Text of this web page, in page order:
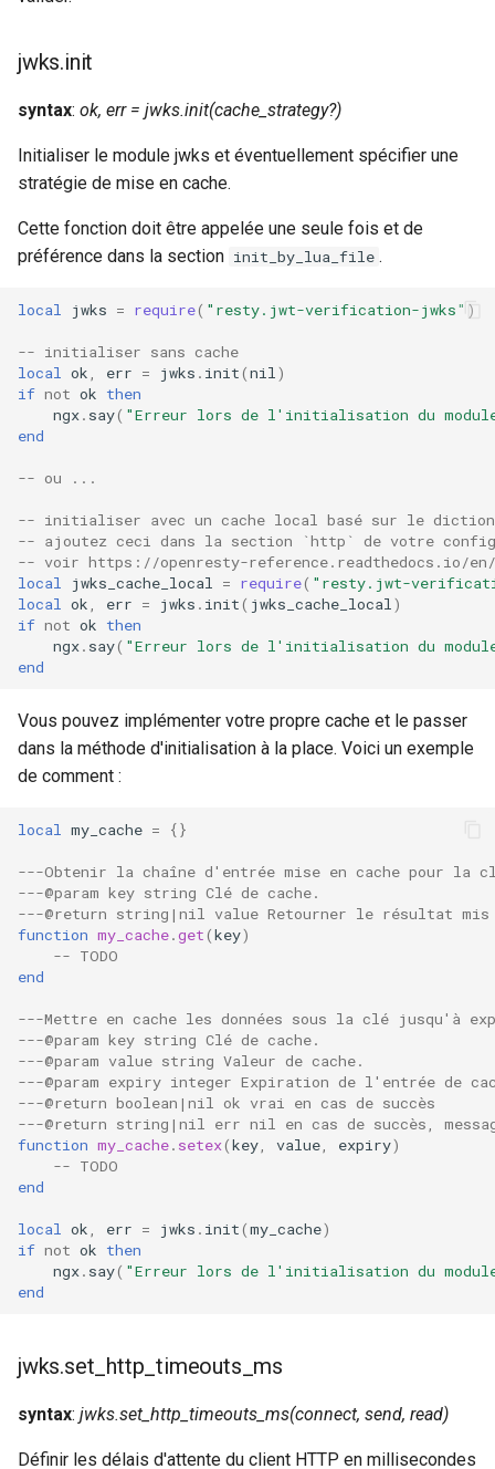
jwks.init
syntax: ok, err = jwks.init(cache_strategy?)
Initialiser le module jwks et éventuellement spécifier une
stratégie de mise en cache.
Cette fonction doit être appelée une seule fois et de
préférence dans la section init_by_lua_file .
local jwks = require( "resty.jwt-verification-jwks" )
-- initialiser sans cache
local
ok err = jwks . init(nil )
if not ok then
ngx. say( "Erreur lors de l'initialisation du
end
-- ou ...
-- initialiser avec un cache local basé sur le
-- ajoutez ceci dans la section `http` de votre
-- voir https://openresty-reference.readthedocs.io/en/
local
jwks_cache_local = require( "resty.jwt-
local
ok err = jwks . init( jwks_cache_local )
if not ok then
ngx. say( "Erreur lors de l'initialisation du
end
Vous pouvez implémenter votre propre cache et le passer
dans la méthode d'initialisation à la place. Voici un exemple
de comment :
local my_cache = {}
---Obtenir la chaîne d'entrée mise en cache pour la
---@param key string Clé de cache.
---@return string|nil value Retourner le résultat
function my_cache.get(key)
-- TODO
end
---Mettre en cache les données sous la clé jusqu'à
---@param key string Clé de cache.
---@param value string Valeur de cache.
---@param expiry integer Expiration de l'entrée de
---@return boolean|nil ok vrai en cas de succès
---@return string|nil err nil en cas de succès,
function my_cache. setex(key value expiry)
-- TODO
end
local ok err = jwks . init(my_cache)
if not ok then
ngx. say( "Erreur lors de l'initialisation du
end
jwks.set_http_timeouts_ms
syntax: jwks.set_http_timeouts_ms(connect, send, read)
Définir les délais d'attente du client HTTP en millisecondes